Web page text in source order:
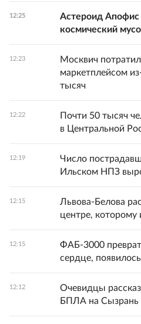
12:25
Астероид Апофис
космический
12:23
Москвич
маркетплейсом
тысяч
12:22
Почти 50 тысяч
в Центральной
12:19
Число
Ильском НПЗ
12:15
Львова-Белова
центре, которому
12:15
ФАБ-3000
сердце,
12:12
Очевидцы
БПЛА на Сызрань